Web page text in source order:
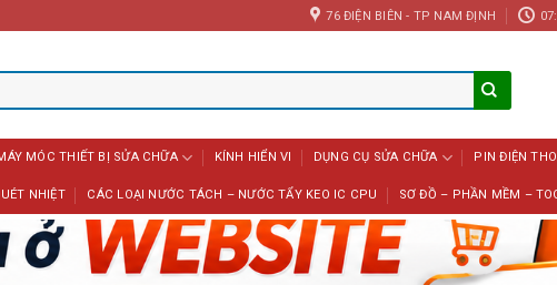
76 ĐIỆN BIÊN - TP NAM ĐỊNH
MÓC THIẾT BỊ SỬA CHỮA KÍNH HIỂN VI DỤNG CỤ SỬA CHỮA PIN ĐIỆN
NHIỆT CÁC LOẠI NƯỚC TÁCH – NƯỚC TẨY KEO IC CPU SƠ ĐỒ – PHẦN MỀM –